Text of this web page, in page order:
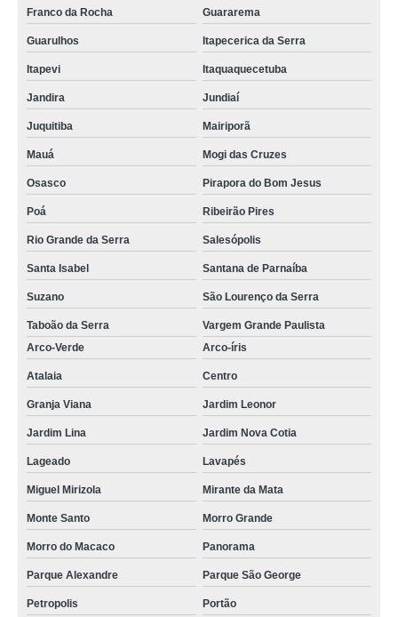
Franco da Rocha Guararema
Guarulhos Itapecerica da Serra
Itapevi Itaquaquecetuba
Jandira Jundiaí
Juquitiba Mairiporã
Mauá Mogi das Cruzes
Osasco Pirapora do Bom Jesus
Poá Ribeirão Pires
Rio Grande da Serra Salesópolis
Santa Isabel Santana de Parnaíba
Suzano São Lourenço da Serra
Taboão da Serra
Vargem Grande Paulista
Arco-Verde
Arco-íris
Atalaia Centro
Granja Viana Jardim Leonor
Jardim Lina Jardim Nova Cotia
Lageado Lavapés
Miguel Mirizola Mirante da Mata
Monte Santo Morro Grande
Morro do Macaco Panorama
Parque Alexandre Parque São George
Petropolis Portão